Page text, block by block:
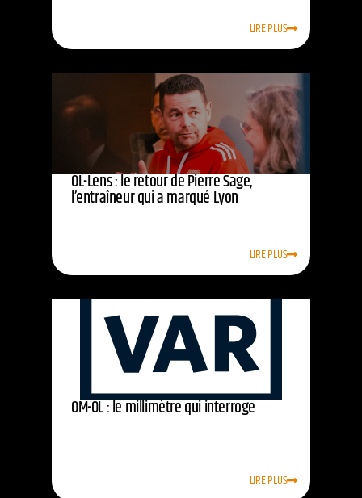
LIRE PLUS
OL-Lens : le retour de Pierre Sage,
l’entraîneur qui a marqué Lyon
LIRE PLUS
OM-OL : le millimètre qui interroge
LIRE PLUS